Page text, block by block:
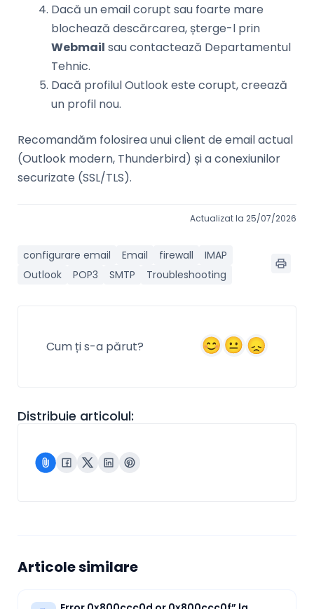
Dacă un email corupt sau foarte mare
blochează descărcarea, șterge-l prin
Webmail sau contactează Departamentul
Tehnic.
Dacă profilul Outlook este corupt, creează
un profil nou.
Recomandăm folosirea unui client de email actual
(Outlook modern, Thunderbird) și a conexiunilor
securizate (SSL/TLS).
Actualizat la 25/07/2026
configurare email Email firewall
IMAP
Outlook
POP3 SMTP Troubleshooting
Cum ți s-a părut?
Distribuie articolul:
Articole similare